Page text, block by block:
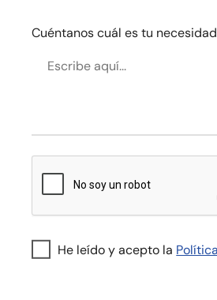
Cuéntanos cuál es tu necesidad
He leído y acepto la